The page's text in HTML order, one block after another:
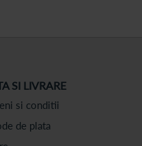
SI LIVRARE
si conditii
de plata